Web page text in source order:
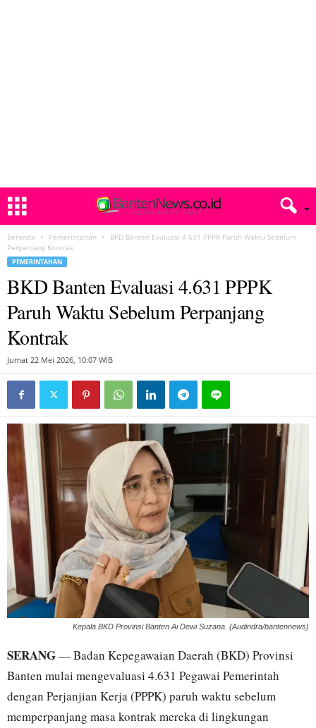
Beranda Pemerintahan
BKD Banten Evaluasi 4.631 PPPK Paruh Waktu Sebelum
Perpanjang Kontrak
PEMERINTAHAN
BKD Banten Evaluasi 4.631 PPPK
Paruh Waktu Sebelum Perpanjang
Kontrak
Jumat 22 Mei 2026, 10:07 WIB
Kepala BKD Provinsi Banten Ai Dewi Suzana. (Audindra/bantennews)
SERANG— Badan Kepegawaian Daerah (BKD) Provinsi
Banten mulai mengevaluasi 4.631 Pegawai Pemerintah
dengan Perjanjian Kerja (PPPK) paruh waktu sebelum
memperpanjang masa kontrak mereka di lingkungan